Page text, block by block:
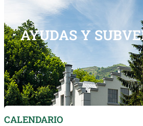
AYUDAS Y
CALENDARIO